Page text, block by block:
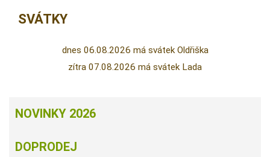
SVÁTKY
dnes 06.08.2026 má svátek Oldřiška
zítra 07.08.2026 má svátek Lada
NOVINKY 2026
DOPRODEJ